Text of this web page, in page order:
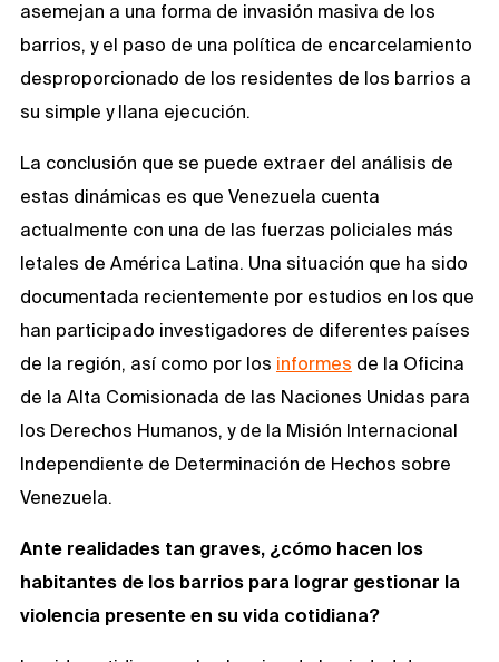
asemejan a una forma de invasión masiva de los
barrios, y el paso de una política de encarcelamiento
desproporcionado de los residentes de los barrios a
su simple y llana ejecución.
La conclusión que se puede extraer del análisis de
estas dinámicas es que Venezuela cuenta
actualmente con una de las fuerzas policiales más
letales de América Latina. Una situación que ha sido
documentada recientemente por estudios en los que
han participado investigadores de diferentes países
de la región, así como por los informes de la Oficina
de la Alta Comisionada de las Naciones Unidas para
los Derechos Humanos, y de la Misión Internacional
Independiente de Determinación de Hechos sobre
Venezuela.
Ante realidades tan graves, ¿cómo hacen los
habitantes de los barrios para lograr gestionar la
violencia presente en su vida cotidiana?